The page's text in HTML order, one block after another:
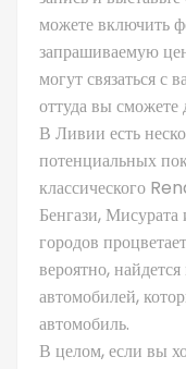
можете включить
запрашиваемую
могут связаться с
оттуда вы сможете
В Ливии есть
потенциальных
классического
Бенгази,
городов
вероятно,
автомобилей,
автомобиль.
В целом, если вы